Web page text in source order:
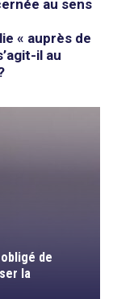
au sens
« auprès de
il au
de
la